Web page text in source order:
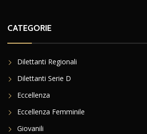
CATEGORIE
Dilettanti Regionali
Dilettanti Serie D
Eccellenza
Eccellenza Femminile
Giovanili